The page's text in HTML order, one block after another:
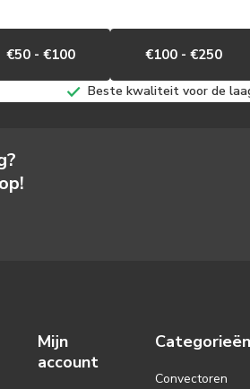
€50 - €100 €100 - €250
Beste kwaliteit voor de
Mijn
account
Categorieën
Convectoren